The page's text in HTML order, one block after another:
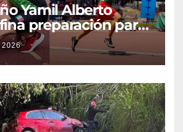
Yamil Alberto
preparación para
en el Mundial
Atletismo en Corea
2026